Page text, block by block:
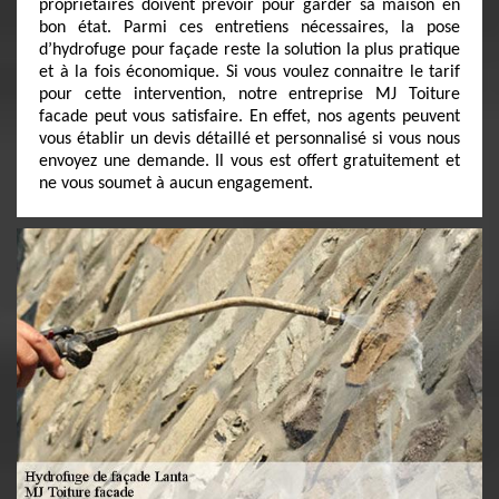
propriétaires doivent prévoir pour garder sa maison en
bon état. Parmi ces entretiens nécessaires, la pose
d’hydrofuge pour façade reste la solution la plus pratique
et à la fois économique. Si vous voulez connaitre le tarif
pour cette intervention, notre entreprise MJ Toiture
facade peut vous satisfaire. En effet, nos agents peuvent
vous établir un devis détaillé et personnalisé si vous nous
envoyez une demande. Il vous est offert gratuitement et
ne vous soumet à aucun engagement.